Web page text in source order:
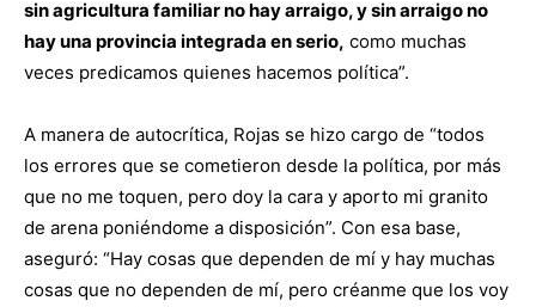
sin agricultura familiar no hay arraigo, y sin arraigo no
hay una provincia integrada en serio, como muchas
veces predicamos quienes hacemos política”.
A manera de autocrítica, Rojas se hizo cargo de “todos
los errores que se cometieron desde la política, por más
que no me toquen, pero doy la cara y aporto mi granito
de arena poniéndome a disposición”. Con esa base,
aseguró: “Hay cosas que dependen de mí y hay muchas
cosas que no dependen de mí, pero créanme que los voy